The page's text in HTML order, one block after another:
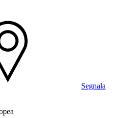
Segnala